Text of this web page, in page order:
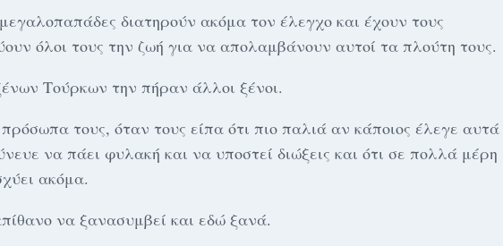
διατηρούν ακόμα τον έλεγχο και έχουν τους
όλοι τους την ζωή για να απολαμβάνουν αυτοί τα πλούτη τους.
Τούρκων την πήραν άλλοι ξένοι.
τους, όταν τους είπα ότι πιο παλιά αν κάποιος έλεγε αυτά
να πάει φυλακή και να υποστεί διώξεις και ότι σε πολλά μέρη
ακόμα.
να ξανασυμβεί και εδώ ξανά.